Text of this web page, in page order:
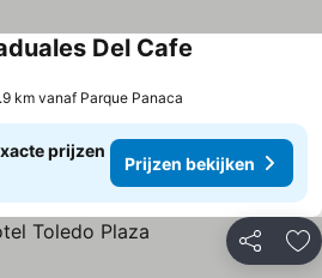
Del Cafe
km vanaf Parque Panaca
prijzen
Prijzen bekijken
Delen